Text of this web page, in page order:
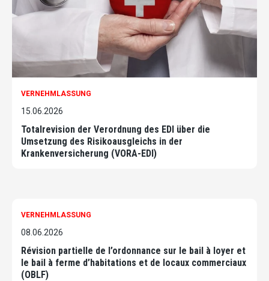
VERNEHMLASSUNG
15.06.2026
Totalrevision der Verordnung des EDI über die
Umsetzung des Risikoausgleichs in der
Krankenversicherung (VORA-EDI)
VERNEHMLASSUNG
08.06.2026
Révision partielle de l’ordonnance sur le bail à loyer et
le bail à ferme d’habitations et de locaux commerciaux
(OBLF)